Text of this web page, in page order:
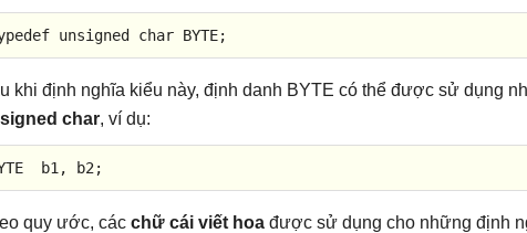
unsigned char BYTE;
khi định nghĩa kiểu này, định danh BYTE có thể được sử dụng
char, ví dụ:
  b1, b2;
quy ước, các chữ cái viết hoa được sử dụng cho những định